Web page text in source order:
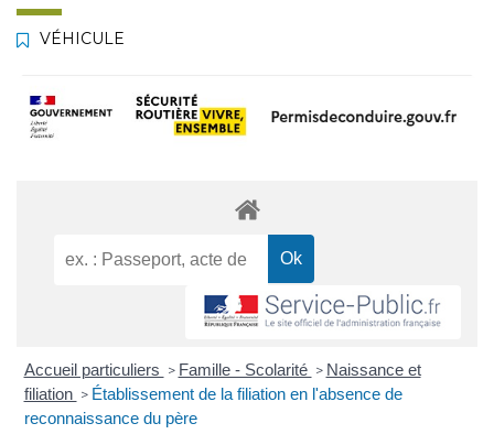
VÉHICULE
Accueil particuliers > Famille - Scolarité > Naissance et
filiation > Établissement de la filiation en l'absence de
reconnaissance du père